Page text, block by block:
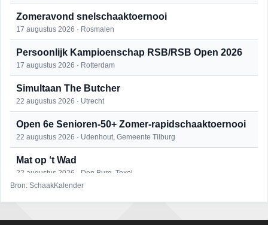
Zomeravond snelschaaktoernooi
17 augustus 2026 · Rosmalen
Persoonlijk Kampioenschap RSB/RSB Open 2026
17 augustus 2026 · Rotterdam
Simultaan The Butcher
22 augustus 2026 · Utrecht
Open 6e Senioren-50+ Zomer-rapidschaaktoernooi
22 augustus 2026 · Udenhout, Gemeente Tilburg
Mat op ‘t Wad
22 augustus 2026 · Den Burg, Texel
Bron: SchaakKalender